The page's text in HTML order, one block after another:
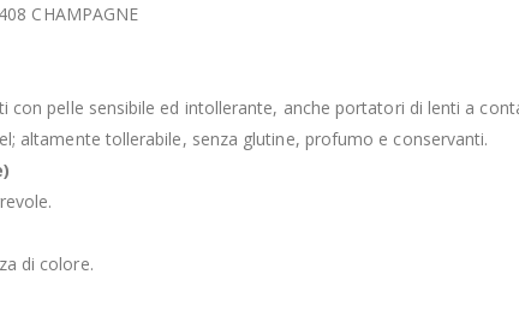
CHAMPAGNE
con pelle sensibile ed intollerante, anche portatori di lenti a
altamente tollerabile, senza glutine, profumo e conservanti.
di colore.